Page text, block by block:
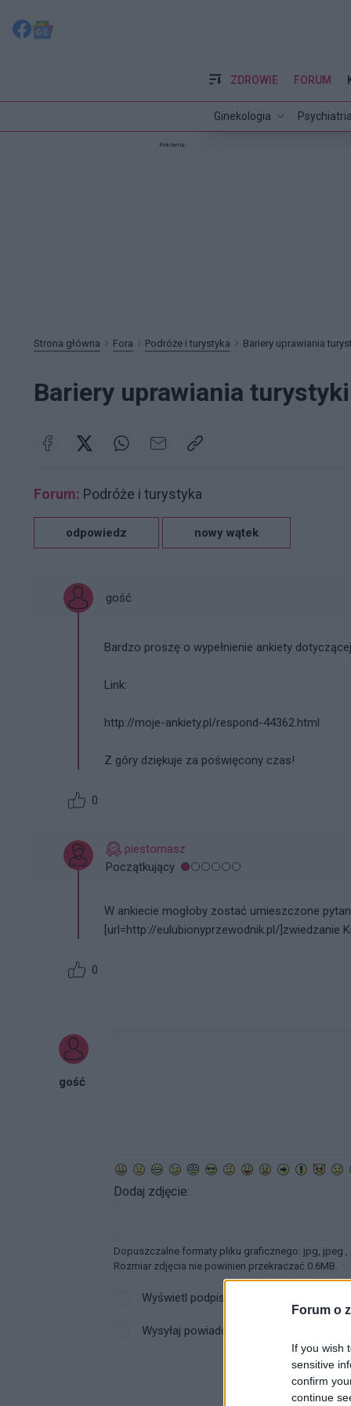
Forum o
If you wish
sensitive
confirm
continue
ZDROWIE
Ginekologia Psychiatria
FORUM
Reklama:
Strona główna Fora Podróże i turystyka Bariery uprawiania
Bariery uprawiania
Forum: Podróże i turystyka
odpowiedz nowy wątek
gość
Bardzo proszę o wypełnienie ankiety
Link:
http://moje-ankiety.pl/respond-44362.html
Z góry dziękuje za poświęcony czas!
0
piestomasz
Początkujący
W ankiecie mogłoby zostać umieszczone
[url=http://eulubionyprzewodnik.pl/]zwiedzanie
0
gość
Dodaj zdjęcie:
Dopuszczalne formaty pliku graficznego: jpg, jpeg ,
Rozmiar zdjęcia nie powinien przekraczać 0.6MB.
Wyświetl podpis
Wysyłaj powiadomienia o odpowiedzi